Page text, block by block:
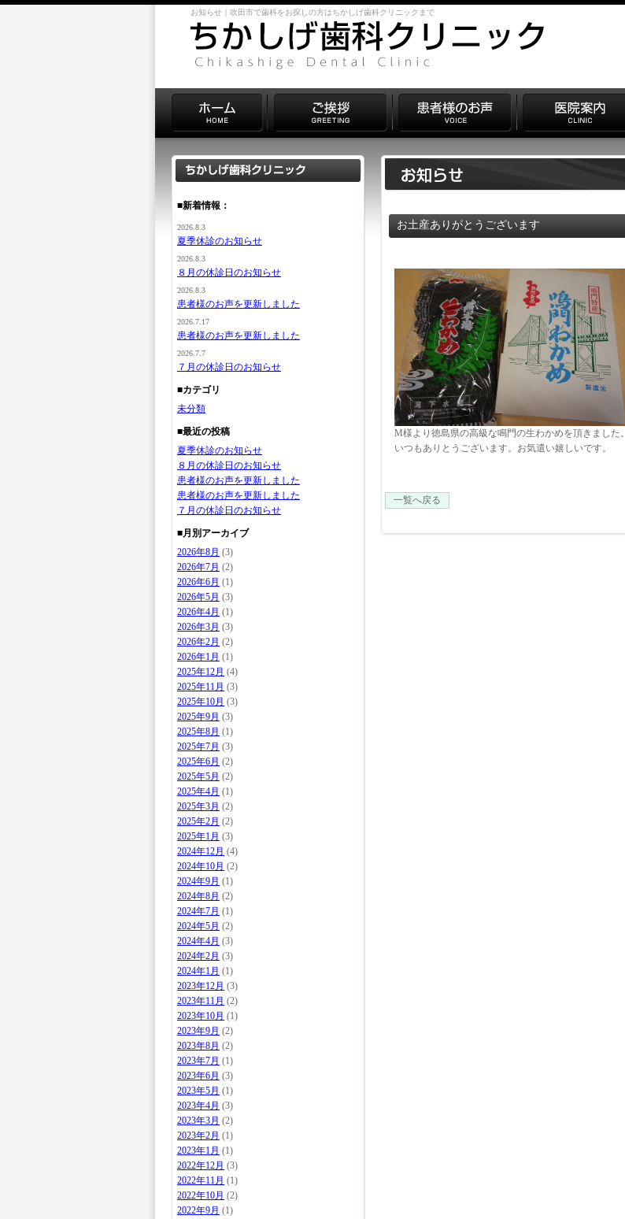
お知らせ｜吹田市で歯科をお探しの方はちかしげ歯科クリニックまで
お土産ありがとうございます
M様より徳島県の高級な鳴門の生わかめを頂きました。
いつもありとうございます。お気遣い嬉しいです。
一覧へ戻る
■新着情報：
2026.8.3
夏季休診のお知らせ
2026.8.3
８月の休診日のお知らせ
2026.8.3
患者様のお声を更新しました
2026.7.17
患者様のお声を更新しました
2026.7.7
７月の休診日のお知らせ
■カテゴリ
未分類
■最近の投稿
夏季休診のお知らせ
８月の休診日のお知らせ
患者様のお声を更新しました
患者様のお声を更新しました
７月の休診日のお知らせ
■月別アーカイブ
2026年8月 (3)
2026年7月 (2)
2026年6月 (1)
2026年5月 (3)
2026年4月 (1)
2026年3月 (3)
2026年2月 (2)
2026年1月 (1)
2025年12月 (4)
2025年11月 (3)
2025年10月 (3)
2025年9月 (3)
2025年8月 (1)
2025年7月 (3)
2025年6月 (2)
2025年5月 (2)
2025年4月 (1)
2025年3月 (2)
2025年2月 (2)
2025年1月 (3)
2024年12月 (4)
2024年10月 (2)
2024年9月 (1)
2024年8月 (2)
2024年7月 (1)
2024年5月 (2)
2024年4月 (3)
2024年2月 (3)
2024年1月 (1)
2023年12月 (3)
2023年11月 (2)
2023年10月 (1)
2023年9月 (2)
2023年8月 (2)
2023年7月 (1)
2023年6月 (3)
2023年5月 (1)
2023年4月 (3)
2023年3月 (2)
2023年2月 (1)
2023年1月 (1)
2022年12月 (3)
2022年11月 (1)
2022年10月 (2)
2022年9月 (1)